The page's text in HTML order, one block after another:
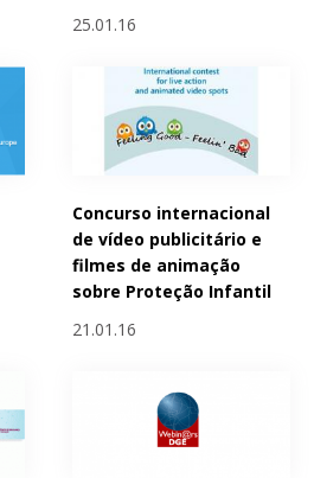
25.01.16
Concurso internacional
de vídeo publicitário e
filmes de animação
sobre Proteção Infantil
21.01.16